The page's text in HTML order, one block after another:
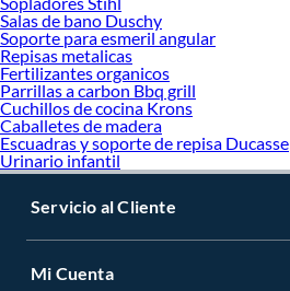
Salas de bano Duschy
Soporte para esmeril angular
Repisas metalicas
Fertilizantes organicos
Parrillas a carbon Bbq grill
Cuchillos de cocina Krons
Caballetes de madera
Escuadras y soporte de repisa Ducasse
Urinario infantil
Servicio al Cliente
Mi Cuenta